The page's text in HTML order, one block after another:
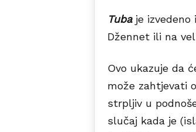
Tuba je izvedeno
Džennet ili na
Ovo ukazuje da
može zahtjevati
strpljiv u
slučaj kada je